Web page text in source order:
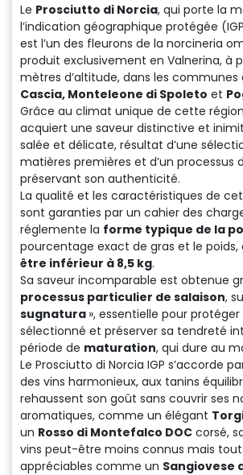
Le Prosciutto di Norcia, qui porte la
l’indication géographique protégée
est l’un des fleurons de la norcineria
produit exclusivement en Valnerina, à
mètres d’altitude, dans les communes
Cascia, Monteleone di Spoleto et
Grâce au climat unique de cette
acquiert une saveur distinctive et
salée et délicate, résultat d’une
matières premières et d’un processus
préservant son authenticité.
La qualité et les caractéristiques de
sont garanties par un cahier des
réglemente la forme typique de la
pourcentage exact de gras et le poids,
être inférieur à 8,5 kg.
Sa saveur incomparable est obtenue
processus particulier de salaison,
sugnatura », essentielle pour
sélectionné et préserver sa tendreté
période de maturation, qui dure au
Le Prosciutto di Norcia IGP s’accorde
des vins harmonieux, aux tanins
rehaussent son goût sans couvrir ses
aromatiques, comme un élégant
un Rosso di Montefalco DOC corsé,
vins peut-être moins connus mais tout
appréciables comme un Sangiovese